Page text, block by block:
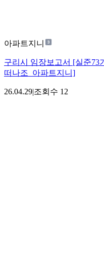
아파트지니
구리시 임장보고서 [실준73
떠나조_아파트지니]
26.04.29|조회수 12